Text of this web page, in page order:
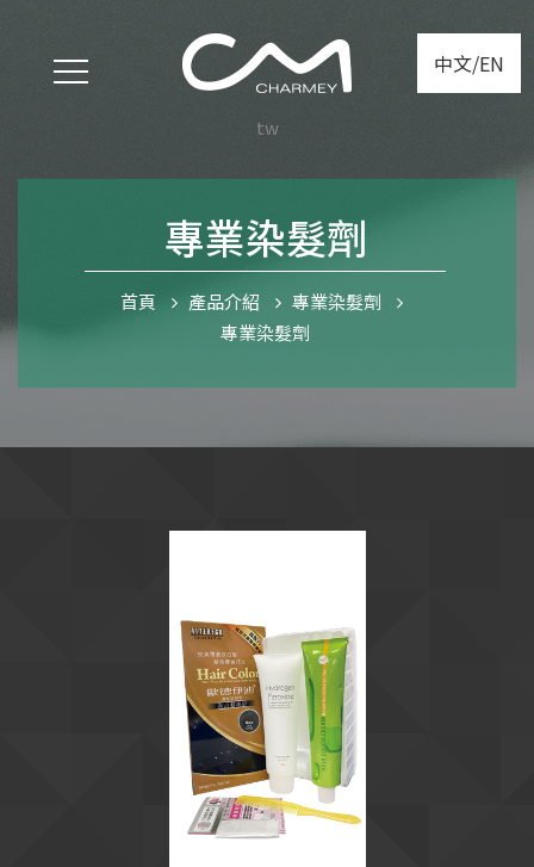
tw
中文/EN
專業染髮劑
首頁 產品介紹
專業染髮劑
專業染髮劑